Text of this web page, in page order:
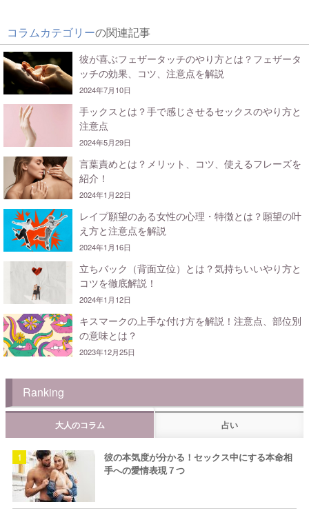
コラムカテゴリーの関連記事
彼が喜ぶフェザータッチのやり方とは？フェザータ
ッチの効果、コツ、注意点を解説
2024年7月10日
手ックスとは？手で感じさせるセックスのやり方と
注意点
2024年5月29日
言葉責めとは？メリット、コツ、使えるフレーズを
紹介！
2024年1月22日
レイプ願望のある女性の心理・特徴とは？願望の叶
え方と注意点を解説
2024年1月16日
立ちバック（背面立位）とは？気持ちいいやり方と
コツを徹底解説！
2024年1月12日
キスマークの上手な付け方を解説！注意点、部位別
の意味とは？
2023年12月25日
Ranking
大人のコラム 占い
彼の本気度が分かる！セックス中にする本命相
手への愛情表現７つ